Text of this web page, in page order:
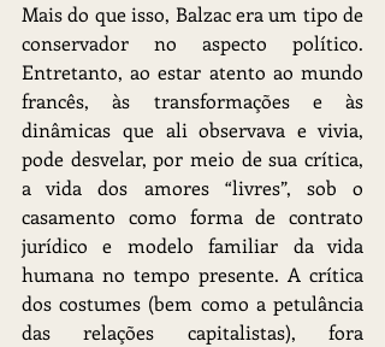
Mais do que isso, Balzac era um tipo de
conservador no aspecto político.
Entretanto, ao estar atento ao mundo
francês, às transformações e às
dinâmicas que ali observava e vivia,
pode desvelar, por meio de sua crítica,
a vida dos amores “livres”, sob o
casamento como forma de contrato
jurídico e modelo familiar da vida
humana no tempo presente. A crítica
dos costumes (bem como a petulância
das relações capitalistas), fora